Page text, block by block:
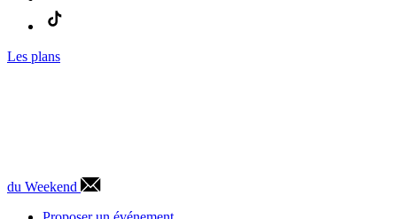
Les plans
du Weekend